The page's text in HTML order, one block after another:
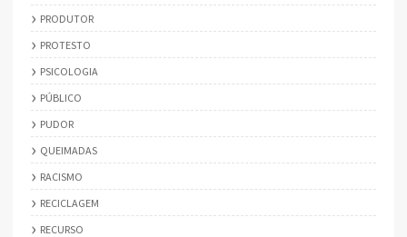
PRODUTOR
PROTESTO
PSICOLOGIA
PÚBLICO
PUDOR
QUEIMADAS
RACISMO
RECICLAGEM
RECURSO